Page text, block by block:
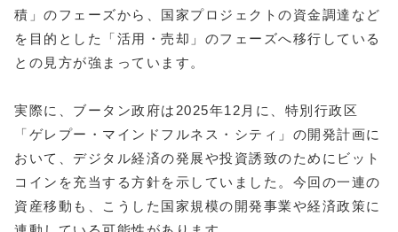
積」のフェーズから、国家プロジェクトの資金調達など
を目的とした「活用・売却」のフェーズへ移行している
との見方が強まっています。
実際に、ブータン政府は2025年12月に、特別行政区
「ゲレプー・マインドフルネス・シティ」の開発計画に
おいて、デジタル経済の発展や投資誘致のためにビット
コインを充当する方針を示していました。今回の一連の
資産移動も、こうした国家規模の開発事業や経済政策に